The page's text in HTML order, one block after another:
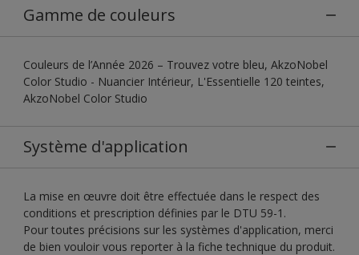
Gamme de couleurs
Couleurs de l’Année 2026 – Trouvez votre bleu, AkzoNobel
Color Studio - Nuancier Intérieur, L'Essentielle 120 teintes,
AkzoNobel Color Studio
Système d'application
La mise en œuvre doit être effectuée dans le respect des
conditions et prescription définies par le DTU 59-1.
Pour toutes précisions sur les systèmes d'application, merci
de bien vouloir vous reporter à la fiche technique du produit.